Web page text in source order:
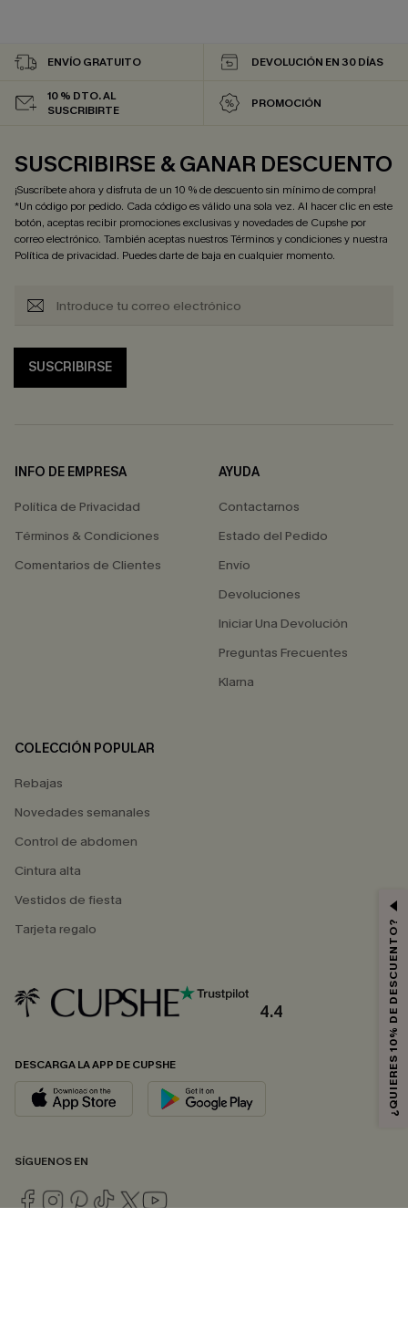
ENVÍO GRATUITO DEVOLUCIÓN EN 30 DÍAS
10 % DTO. AL
SUSCRIBIRTE
PROMOCIÓN
SUSCRIBIRSE & GANAR DESCUENTO
¡Suscríbete ahora y disfruta de un 10 % de descuento sin mínimo de compra!
*Un código por pedido. Cada código es válido una sola vez. Al hacer clic en este
botón, aceptas recibir promociones exclusivas y novedades de Cupshe por
correo electrónico. También aceptas nuestrosTérminos y condicionesy nuestra
Política de privacidad. Puedes darte de baja en cualquier momento.
SUSCRIBIRSE
INFO DE EMPRESA
Política de Privacidad
Términos & Condiciones
Comentarios de Clientes
AYUDA
Contactarnos
Estado del Pedido
Envío
Devoluciones
Iniciar Una Devolución
Preguntas Frecuentes
Klarna
COLECCIÓN POPULAR
Rebajas
Novedades semanales
Control de abdomen
Cintura alta
Vestidos de fiesta
Tarjeta regalo
4.4
DESCARGA LA APP DE CUPSHE
SÍGUENOS EN
¿QUIERES 10% DE DESCUENTO?